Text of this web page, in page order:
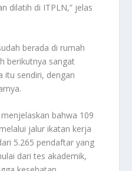
dilatih di ITPLN,” jelas
berada di rumah
berikutnya sangat
itu sendiri, dengan
bahwa 109
jalur ikatan kerja
5.265 pendaftar yang
dari tes akademik,